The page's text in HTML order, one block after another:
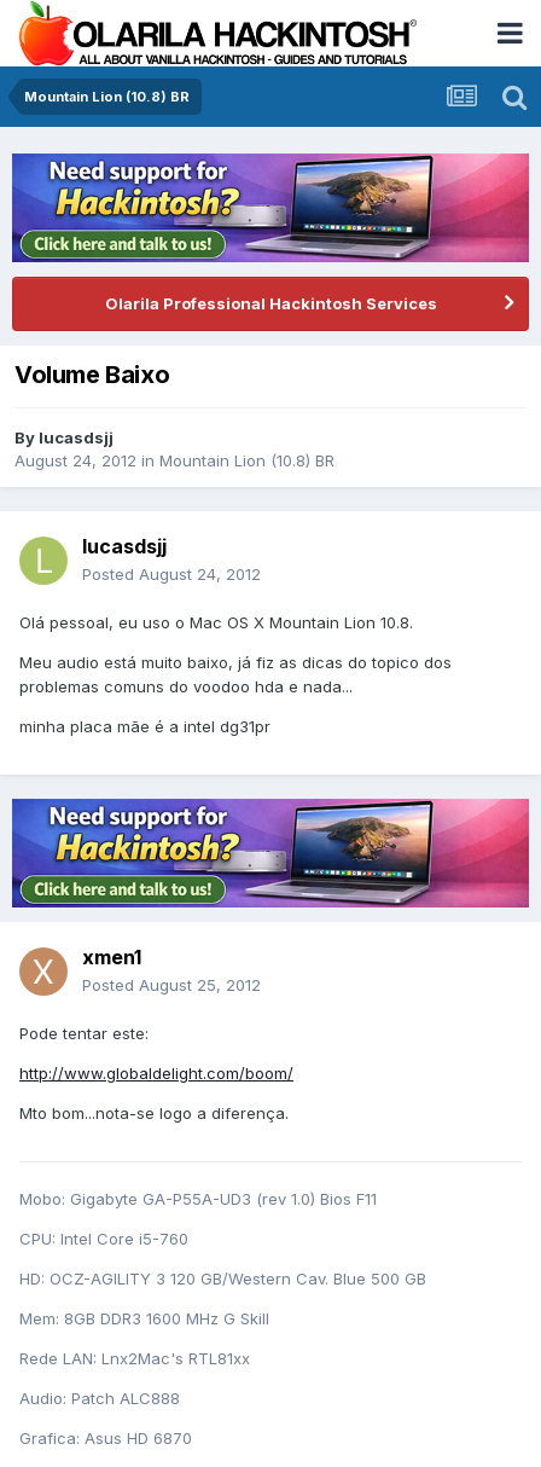
Mountain Lion (10.8) BR
Olarila Professional Hackintosh Services
Volume Baixo
By lucasdsjj
August 24, 2012 in Mountain Lion (10.8) BR
lucasdsjj
Posted August 24, 2012
Olá pessoal, eu uso o Mac OS X Mountain Lion 10.8.
Meu audio está muito baixo, já fiz as dicas do topico dos
problemas comuns do voodoo hda e nada...
minha placa mãe é a intel dg31pr
xmen1
Posted August 25, 2012
Pode tentar este:
http://www.globaldelight.com/boom/
Mto bom...nota-se logo a diferença.
Mobo: Gigabyte GA-P55A-UD3 (rev 1.0) Bios F11
CPU: Intel Core i5-760
HD: OCZ-AGILITY 3 120 GB/Western Cav. Blue 500 GB
Mem: 8GB DDR3 1600 MHz G Skill
Rede LAN: Lnx2Mac's RTL81xx
Audio: Patch ALC888
Grafica: Asus HD 6870